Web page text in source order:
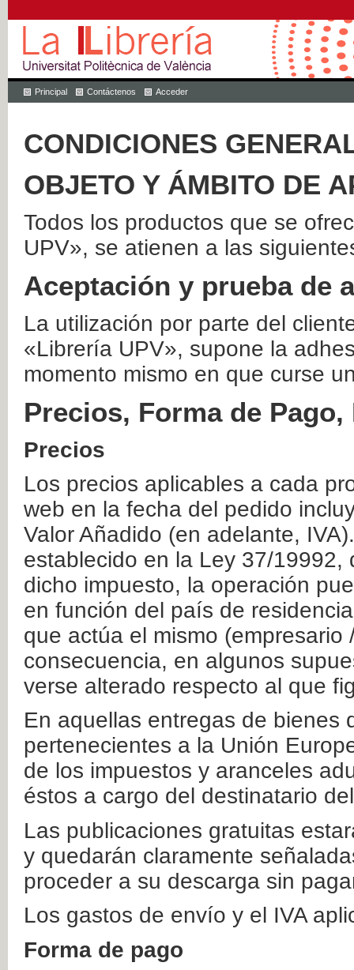
Principal Contáctenos Acceder
CONDICIONES
OBJETO Y ÁMBITO DE
Todos los productos que se
UPV», se atienen a las
Aceptación y prueba de
La utilización por parte del
«Librería UPV», supone la
momento mismo en que curse
Precios, Forma de
Precios
Los precios aplicables a cada
web en la fecha del pedido
Valor Añadido (en adelante,
establecido en la Ley 37/
dicho impuesto, la operación
en función del país de
que actúa el mismo
consecuencia, en algunos
verse alterado respecto al que
En aquellas entregas de bienes
pertenecientes a la Unión
de los impuestos y aranceles
éstos a cargo del destinatario
Las publicaciones gratuitas
y quedarán claramente
proceder a su descarga sin
Los gastos de envío y el IVA
Forma de pago